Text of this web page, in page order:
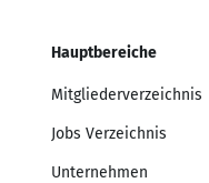
Hauptbereiche
Mitgliederverzeichnis
Jobs Verzeichnis
Unternehmen